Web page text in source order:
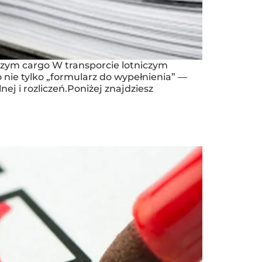
cargo W transporcie lotniczym
tylko „formularz do wypełnienia” —
i rozliczeń.Poniżej znajdziesz